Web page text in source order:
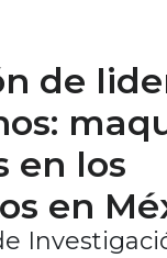
de
en los
en